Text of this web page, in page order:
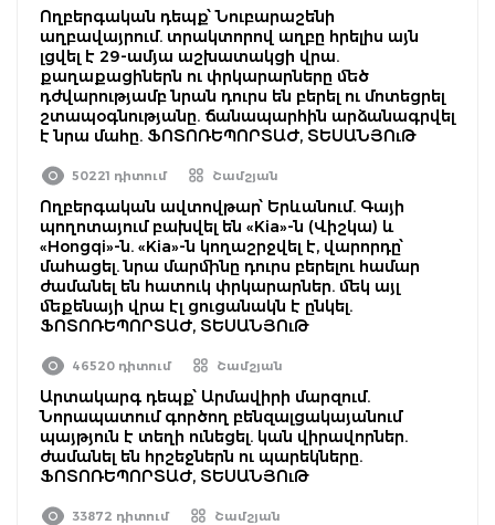
Ողբերգական դեպք՝ Նուբարաշենի
աղբավայրում. տրակտորով աղբը հրելիս այն
լցվել է 29-ամյա աշխատակցի վրա.
քաղաքացիներն ու փրկարարները մեծ
դժվարությամբ նրան դուրս են բերել ու մոտեցրել
շտապօգնությանը. ճանապարհին արձանագրվել
է նրա մահը. ՖՈՏՈՌԵՊՈՐՏԱԺ, ՏԵՍԱՆՅՈւԹ
50221 դիտում Շամշյան
Ողբերգական ավտովթար՝ Երևանում. Գայի
պողոտայում բախվել են «Kia»-ն (Վիշկա) և
«Hongqi»-ն. «Kia»-ն կողաշրջվել է, վարորդը՝
մահացել. նրա մարմինը դուրս բերելու համար
ժամանել են հատուկ փրկարարներ. մեկ այլ
մեքենայի վրա էլ ցուցանակն է ընկել.
ՖՈՏՈՌԵՊՈՐՏԱԺ, ՏԵՍԱՆՅՈւԹ
46520 դիտում Շամշյան
Արտակարգ դեպք՝ Արմավիրի մարզում.
Նորապատում գործող բենզալցակայանում
պայթյուն է տեղի ունեցել. կան վիրավորներ.
ժամանել են հրշեջներն ու պարեկները.
ՖՈՏՈՌԵՊՈՐՏԱԺ, ՏԵՍԱՆՅՈւԹ
33872 դիտում Շամշյան